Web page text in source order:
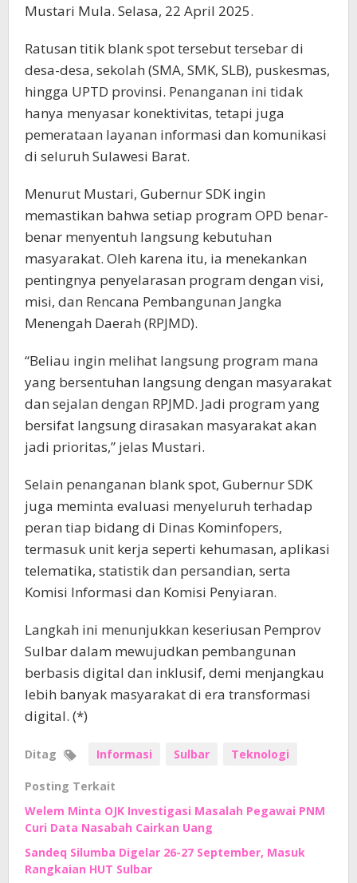
Mustari Mula. Selasa, 22 April 2025.
Ratusan titik blank spot tersebut tersebar di
desa-desa, sekolah (SMA, SMK, SLB), puskesmas,
hingga UPTD provinsi. Penanganan ini tidak
hanya menyasar konektivitas, tetapi juga
pemerataan layanan informasi dan komunikasi
di seluruh Sulawesi Barat.
Menurut Mustari, Gubernur SDK ingin
memastikan bahwa setiap program OPD benar-
benar menyentuh langsung kebutuhan
masyarakat. Oleh karena itu, ia menekankan
pentingnya penyelarasan program dengan visi,
misi, dan Rencana Pembangunan Jangka
Menengah Daerah (RPJMD).
“Beliau ingin melihat langsung program mana
yang bersentuhan langsung dengan masyarakat
dan sejalan dengan RPJMD. Jadi program yang
bersifat langsung dirasakan masyarakat akan
jadi prioritas,” jelas Mustari.
Selain penanganan blank spot, Gubernur SDK
juga meminta evaluasi menyeluruh terhadap
peran tiap bidang di Dinas Kominfopers,
termasuk unit kerja seperti kehumasan, aplikasi
telematika, statistik dan persandian, serta
Komisi Informasi dan Komisi Penyiaran.
Langkah ini menunjukkan keseriusan Pemprov
Sulbar dalam mewujudkan pembangunan
berbasis digital dan inklusif, demi menjangkau
lebih banyak masyarakat di era transformasi
digital. (*)
Ditag Informasi Sulbar Teknologi
Posting Terkait
Welem Minta OJK Investigasi Masalah Pegawai PNM
Curi Data Nasabah Cairkan Uang
Sandeq Silumba Digelar 26-27 September, Masuk
Rangkaian HUT Sulbar